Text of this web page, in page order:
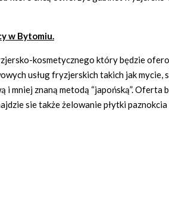
w Bytomiu.
kosmetycznego który będzie
usług fryzjerskich takich jak
i mniej znaną metodą “japońską”.
sie także żelowanie płytki